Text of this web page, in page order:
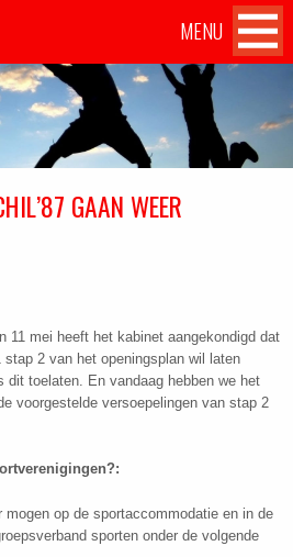
MENU
OVER ACHIL
WEDSTRIJDEN
TEN MILES CHALLENGE
AANMELDEN
CONTACT
GAAN WEER
11 mei heeft het kabinet aangekondigd dat
stap 2 van het openingsplan wil laten
dit toelaten. En vandaag hebben we het
voorgestelde versoepelingen van stap 2
op de sportaccommodatie en in de
sporten onder de volgende